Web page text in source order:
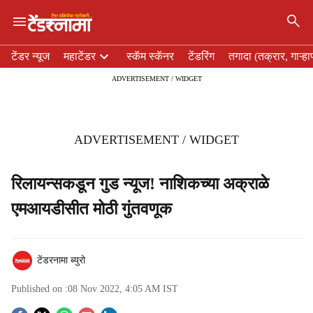
e
टेंडर न्यूज महाटेंडर स्कॅम स्कॅनर टेंडरिंग तगादा (तक्रार,
ADVERTISEMENT / WIDGET
ADVERTISEMENT / WIDGET
रिलायन्सकडून गुड न्यूज! नाशिकच्या अक्राळे
एमआयडीसीत मोठी गुंतवणूक
टेंडरनामा ब्युरो
Published on :08 Nov 2022, 4:05 AM IST